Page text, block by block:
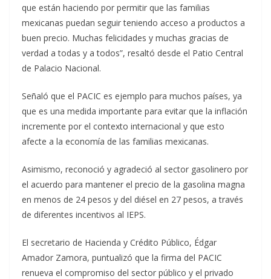
que están haciendo por permitir que las familias
mexicanas puedan seguir teniendo acceso a productos a
buen precio. Muchas felicidades y muchas gracias de
verdad a todas y a todos”, resaltó desde el Patio Central
de Palacio Nacional.
Señaló que el PACIC es ejemplo para muchos países, ya
que es una medida importante para evitar que la inflación
incremente por el contexto internacional y que esto
afecte a la economía de las familias mexicanas.
Asimismo, reconoció y agradeció al sector gasolinero por
el acuerdo para mantener el precio de la gasolina magna
en menos de 24 pesos y del diésel en 27 pesos, a través
de diferentes incentivos al IEPS.
El secretario de Hacienda y Crédito Público, Édgar
Amador Zamora, puntualizó que la firma del PACIC
renueva el compromiso del sector público y el privado